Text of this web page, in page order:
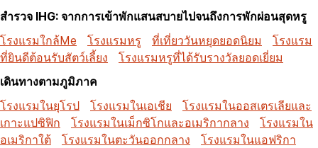
สำรวจ IHG: จากการเข้าพักแสนสบายไปจนถึงการพักผ่อนสุดหรู
โรงแรมใกล้Me
โรงแรมหรู ที่เที่ยววันหยุดยอดนิยม
โรงแรม
ที่ยินดีต้อนรับสัตว์เลี้ยง
โรงแรมหรูที่ได้รับรางวัลยอดเยี่ยม
เดินทางตามภูมิภาค
โรงแรมในยุโรป
โรงแรมในเอเชีย
โรงแรมในออสเตรเลียและ
เกาะแปซิฟิก
โรงแรมในเม็กซิโกและอเมริกากลาง
โรงแรมใน
อเมริกาใต้
โรงแรมในตะวันออกกลาง โรงแรมในแอฟริกา